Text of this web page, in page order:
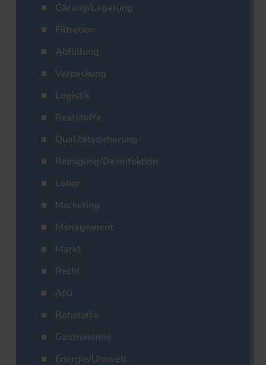
Gärung/Lagerung
Filtration
Abfüllung
Verpackung
Logistik
Reststoffe
Qualitätssicherung
Reinigung/Desinfektion
Labor
Marketing
Management
Markt
Recht
AfG
Rohstoffe
Gastronomie
Energie/Umwelt